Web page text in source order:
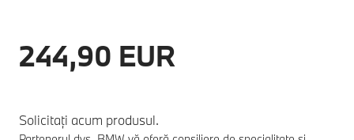
244,90 EUR
Solicitați acum produsul.